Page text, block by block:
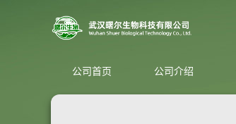
公司首页 公司介绍